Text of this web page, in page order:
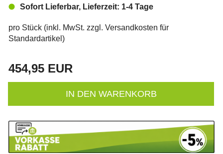
Sofort Lieferbar, Lieferzeit: 1-4 Tage
pro Stück (inkl. MwSt. zzgl. Versandkosten für
Standardartikel )
454,95 EUR
IN DEN WARENKORB